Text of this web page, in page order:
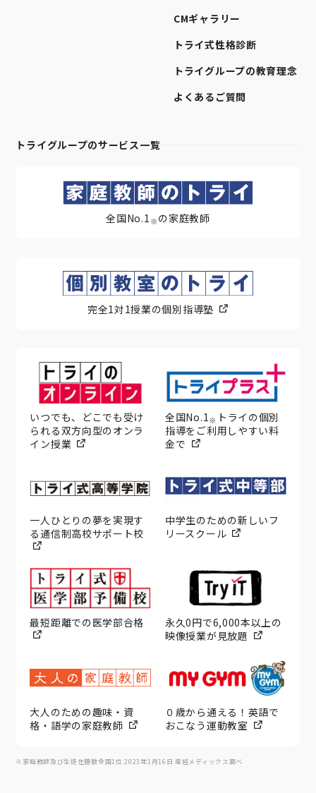
CMギャラリー
トライ式性格診断
トライグループの教育理念
よくあるご質問
トライグループのサービス一覧
全国No.1 ※ の家庭教師
完全1対1授業の個別指導塾
いつでも、どこでも受け
られる双方向型のオンラ
イン授業
全国No.1※ トライの個別
指導をご利用しやすい料
金で
一人ひとりの夢を実現す
る通信制高校サポート校
中学生のための新しいフ
リースクール
最短距離での医学部合格
永久0円で6,000本以上の
映像授業が見放題
大人のための趣味・資
格・語学の家庭教師
０歳から通える！英語で
おこなう運動教室
※家庭教師及び生徒在籍数全国1位 2023年1月16日 産經メディックス調べ